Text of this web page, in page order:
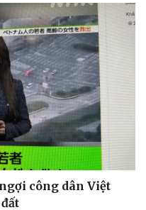
công dân Việt